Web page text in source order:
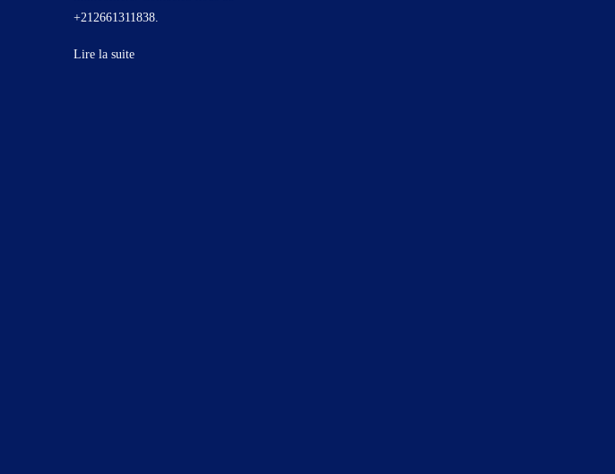
+212661311838.
Lire la suite